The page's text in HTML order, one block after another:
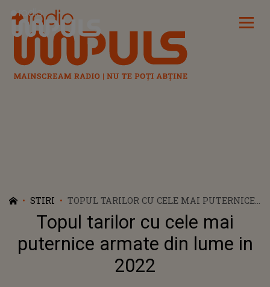
Radio Impuls
STIRI
TOPUL TARILOR CU CELE MAI PUTERNICE
ARMATE DIN LUME IN 2022
Topul tarilor cu cele mai
puternice armate din lume in
2022